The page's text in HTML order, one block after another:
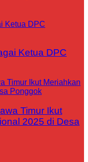
Ketua DPC
Timur Ikut
2025 di Desa